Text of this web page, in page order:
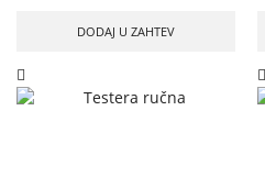
DODAJ U ZAHTEV